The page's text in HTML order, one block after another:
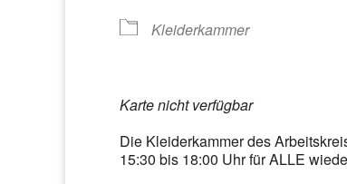
Kleiderkammer
Karte nicht verfügbar
Die Kleiderkammer des
15:30 bis 18:00 Uhr für ALLE